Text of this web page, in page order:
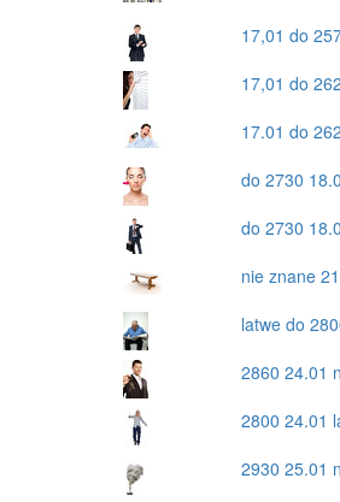
17,01 do
17,01 do
17.01 do
do 2730
do 2730
nie znane
latwe do
2860 24.01
2800 24.01
2930 25.01